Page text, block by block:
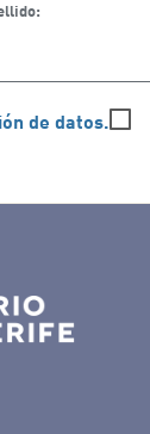
de datos.